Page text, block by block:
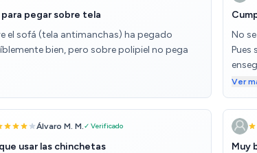
para pegar sobre tela
el sofá (tela antimanchas) ha pegado
bien, pero sobre polipiel no pega
No
Pues
lo de
Ver
Álvaro M. M. ✓ Verificado
usar las chinchetas
Muy